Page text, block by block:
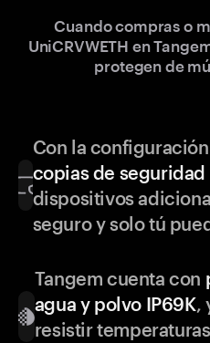
Cuando compras o
UniCRVWETH en
protegen de
Con la
copias de
dispositivos
seguro y solo tú
Tangem cuenta con
agua y polvo IP69K,
resistir